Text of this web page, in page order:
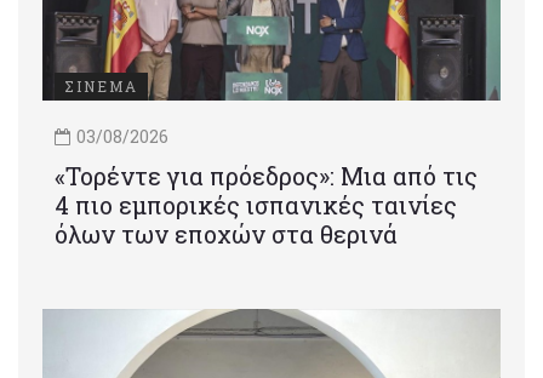
ΣΙΝΕΜΑ
03/08/2026
«Τορέντε για πρόεδρος»: Mια από τις
4 πιο εμπορικές ισπανικές ταινίες
όλων των εποχών στα θερινά